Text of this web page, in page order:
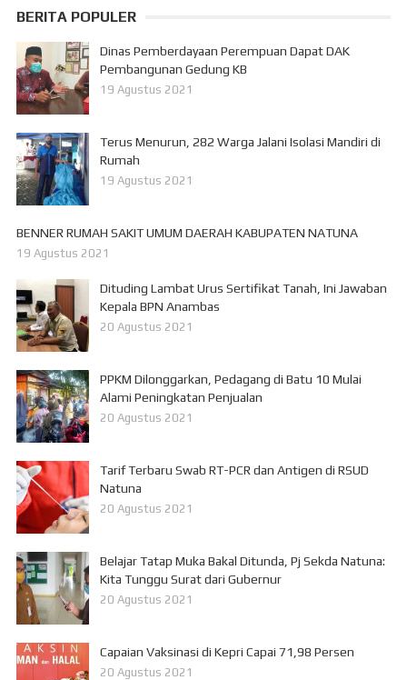
BERITA POPULER
Dinas Pemberdayaan Perempuan Dapat DAK
Pembangunan Gedung KB
19 Agustus 2021
Terus Menurun, 282 Warga Jalani Isolasi Mandiri di
Rumah
19 Agustus 2021
BENNER RUMAH SAKIT UMUM DAERAH KABUPATEN NATUNA
19 Agustus 2021
Dituding Lambat Urus Sertifikat Tanah, Ini Jawaban
Kepala BPN Anambas
20 Agustus 2021
PPKM Dilonggarkan, Pedagang di Batu 10 Mulai
Alami Peningkatan Penjualan
20 Agustus 2021
Tarif Terbaru Swab RT-PCR dan Antigen di RSUD
Natuna
20 Agustus 2021
Belajar Tatap Muka Bakal Ditunda, Pj Sekda Natuna:
Kita Tunggu Surat dari Gubernur
20 Agustus 2021
Capaian Vaksinasi di Kepri Capai 71,98 Persen
20 Agustus 2021